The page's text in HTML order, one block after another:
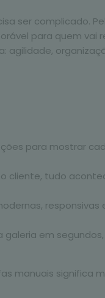
ser complicado.
para quem vai
agilidade,
para mostrar
cliente, tudo
responsivas
galeria em
manuais significa